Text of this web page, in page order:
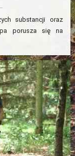
substancji oraz
porusza się na